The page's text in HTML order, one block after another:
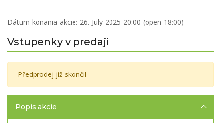
Dátum konania akcie: 26. July 2025 20:00 (open 18:00)
Vstupenky v predaji
Předprodej již skončil
Popis akcie